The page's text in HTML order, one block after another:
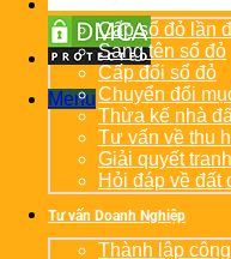
Menu
Cấp sổ đỏ lần
Sang tên sổ đỏ
Cấp đổi sổ đỏ
Chuyển đổi
Thừa kế nhà
Tư vấn về thu
Giải quyết
Hỏi đáp về đất
Tư vấn Doanh Nghiệp
Thành lập